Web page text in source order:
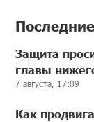
Защита
главы
7 августа, 17:09
Как